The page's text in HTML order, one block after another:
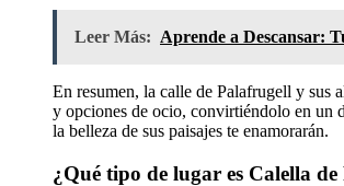
Leer Más: Aprende a Descansar:
En resumen, la calle de Palafrugell y sus
y opciones de ocio, convirtiéndolo en un
la belleza de sus paisajes te enamorarán.
¿Qué tipo de lugar es Calella